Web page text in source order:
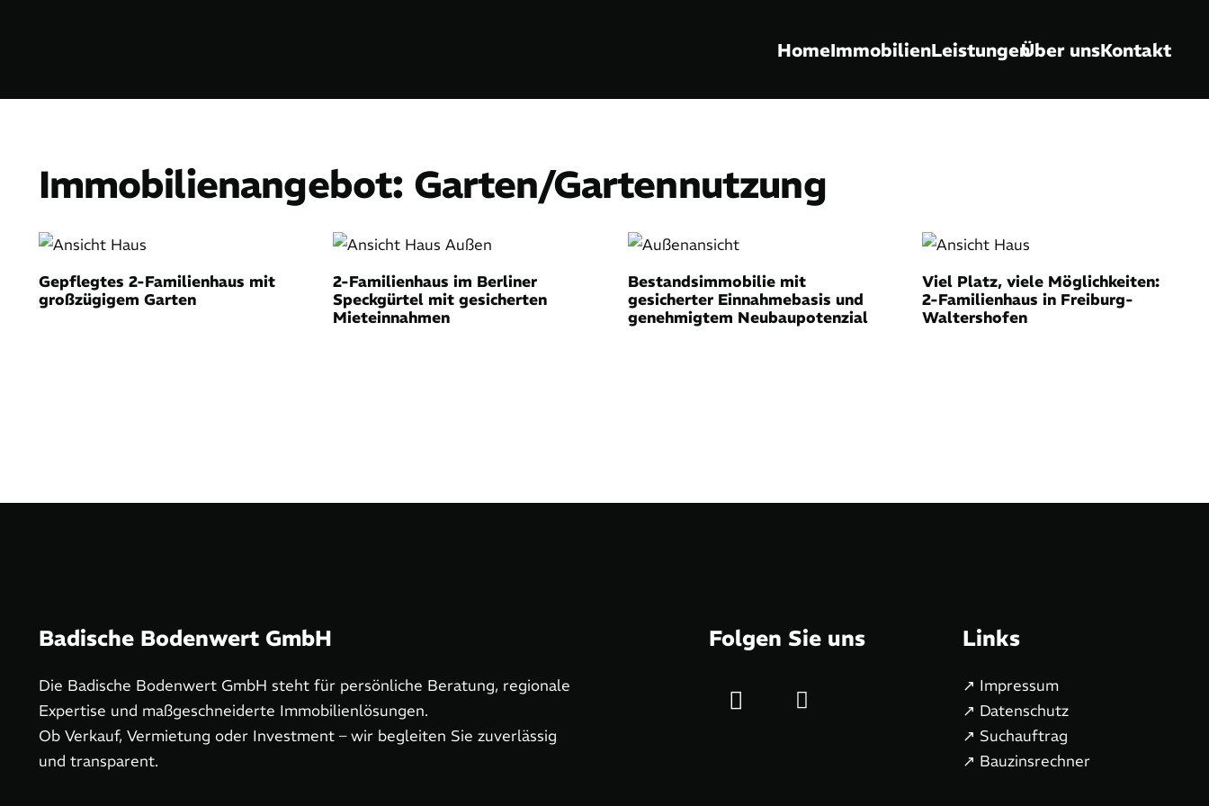
HomeImmobilienLeistungenÜber unsKontakt
Immobilien­angebot: Garten/Gartennutzung
Gepflegtes 2-Familienhaus mit
großzügigem Garten
2-Familienhaus im Berliner
Speckgürtel mit gesicherten
Mieteinnahmen
Bestandsimmobilie mit
gesicherter Einnahmebasis und
genehmigtem Neubaupotenzial
Viel Platz, viele Möglichkeiten:
2-Familienhaus in Freiburg-
Waltershofen
Badische Bodenwert GmbH
Die Badische Bodenwert GmbH steht für persönliche Beratung, regionale
Expertise und maßgeschneiderte Immobilienlösungen.
Ob Verkauf, Vermietung oder Investment – wir begleiten Sie zuverlässig
und transparent.
Folgen Sie uns Links
↗ Impressum
↗ Datenschutz
↗ Suchauftrag
↗ Bauzinsrechner